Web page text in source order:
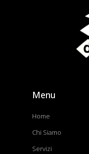
Menu
Home
Chi Siamo
Servizi